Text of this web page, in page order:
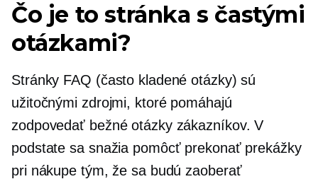
Čo je to stránka s častými
otázkami?
Stránky FAQ (často kladené otázky) sú
užitočnými zdrojmi, ktoré pomáhajú
zodpovedať bežné otázky zákazníkov. V
podstate sa snažia pomôcť prekonať prekážky
pri nákupe tým, že sa budú zaoberať